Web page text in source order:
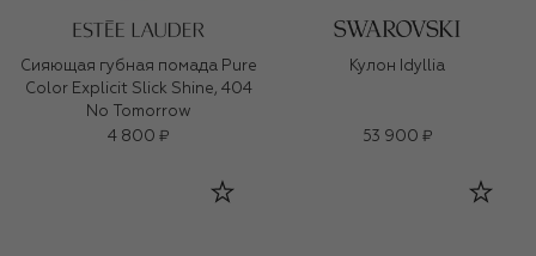
Сияющая губная помада Pure
Color Explicit Slick Shine, 404
No Tomorrow
4 800 ₽
Кулон Idyllia
53 900 ₽